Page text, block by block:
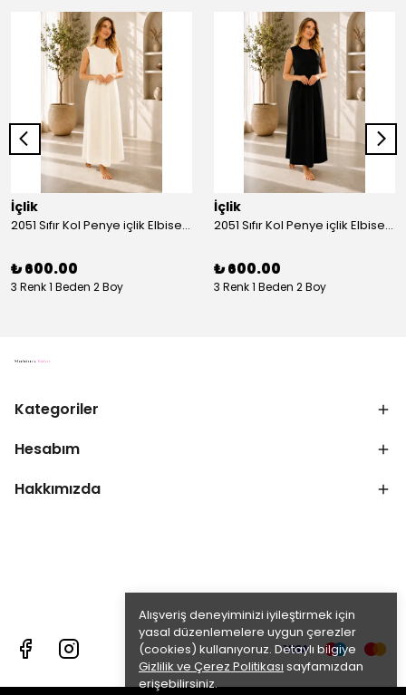
Alışveriş deneyiminizi iyileştirmek için
yasal düzenlemelere uygun çerezler
(cookies) kullanıyoruz. Detaylı bilgiye
Gizlilik ve Çerez Politikası sayfamızdan
erişebilirsiniz.
İçlik
2051 Sıfır Kol Penye içlik Elbise - Ekru
₺ 600.00
3 Renk 1 Beden 2 Boy
İçlik
2051 Sıfır Kol Penye içlik Elbise - Siyah
₺ 600.00
3 Renk 1 Beden 2 Boy
Kategoriler
Hesabım
Hakkımızda